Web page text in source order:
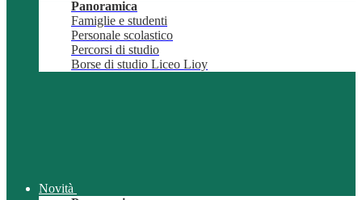
Panoramica
Famiglie e studenti
Personale scolastico
Percorsi di studio
Borse di studio Liceo Lioy
Novità